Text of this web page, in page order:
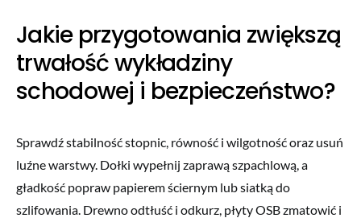
Jakie przygotowania zwiększą
trwałość wykładziny
schodowej i bezpieczeństwo?
Sprawdź stabilność stopnic, równość i wilgotność oraz usuń
luźne warstwy. Dołki wypełnij zaprawą szpachlową, a
gładkość popraw papierem ściernym lub siatką do
szlifowania. Drewno odtłuść i odkurz, płyty OSB zmatowić i